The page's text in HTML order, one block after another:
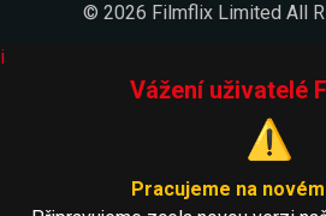
© 2026 Filmflix Limited All
i
Vážení uživatelé
⚠️
Pracujeme na novém